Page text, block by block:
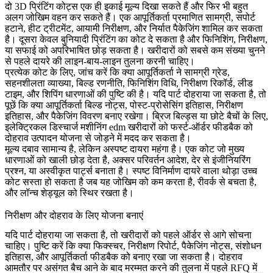
दो 3D प्रिंटिंग कोट्स एक ही इकाई मूल्य दिखा सकते हैं और फिर भी बहुत
अलग जोखिम वहन कर सकते हैं। एक आपूर्तिकर्ता प्रमाणित सामग्री, सपोर्ट
हटाने, हीट ट्रीटमेंट, आयामी निरीक्षण, और निर्यात पैकेजिंग शामिल कर सकता
है। दूसरा केवल बुनियादी प्रिंटिंग का कोट दे सकता है और फिनिशिंग, निरीक्षण,
या सफाई को अपरिभाषित छोड़ सकता है। खरीदारों को सबसे कम संख्या चुनने
से पहले दायरे की लाइन-बाय-लाइन तुलना करनी चाहिए।
प्रत्येक कोट के लिए, जांच करें कि क्या आपूर्तिकर्ता ने सामग्री ग्रेड,
सहनशीलता व्याख्या, बिल्ड रणनीति, फिनिशिंग विधि, निरीक्षण रिकॉर्ड, लीड
टाइम, और शिपिंग धारणाओं की पुष्टि की है। यदि पार्ट दोहराया जा सकता है, तो
पूछें कि क्या आपूर्तिकर्ता बिल्ड नोट्स, पोस्ट-प्रोसेसिंग इतिहास, निरीक्षण
इतिहास, और पैकेजिंग विवरण बनाए रखेगा। ब्रिज बिल्ड्स या छोटे बैचों के लिए,
इलेक्ट्रिकल डिस्चार्ज मशीनिंग edmखरीदारों को फर्स्ट-ऑर्डर फीडबैक को
दोहराव उत्पादन योजना से जोड़ने में मदद कर सकता है।
मूल्य दबाव सामान्य है, लेकिन अस्पष्ट दायरा महंगा है। एक कोट जो मुख्य
धारणाओं को खाली छोड़ देता है, अक्सर परिवर्तन आदेश, देर से इंजीनियरिंग
प्रश्न, या अस्वीकृत पार्ट्स बनाता है। स्पष्ट विनिर्माण दायरे वाला थोड़ा उच्च
कोट सस्ता हो सकता है जब यह जोखिम को कम करता है, रीवर्क से बचता है,
और लॉन्च शेड्यूल को स्थिर रखता है।
निरीक्षण और दोहराव के लिए योजना बनाएं
यदि पार्ट दोहराया जा सकता है, तो खरीदारों को पहले ऑर्डर से आगे सोचना
चाहिए। पुष्टि करें कि क्या फिक्स्चर, निरीक्षण रिपोर्ट, पैकेजिंग नोट्स, संशोधन
इतिहास, और आपूर्तिकर्ता फीडबैक को बनाए रखा जा सकता है। दोहराव
आमतौर पर असंगत बैच आने के बाद मरम्मत करने की तुलना में पहले RFQ में